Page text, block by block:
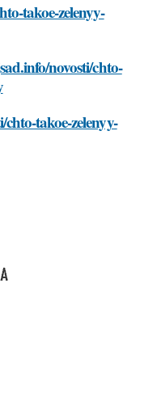
takoe-zelenyy-
novosti/chto-
takoe-zelenyy-